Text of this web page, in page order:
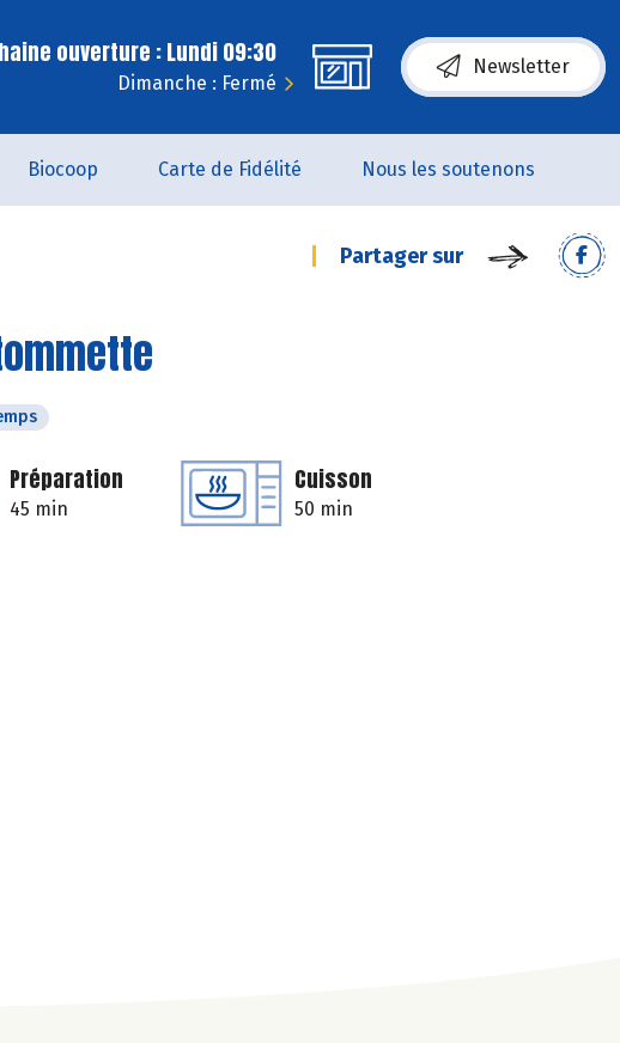
ouverture : Lundi 09:30
Dimanche : Fermé
Newsletter
Biocoop Carte de Fidélité Nous les soutenons
Partager sur
Préparation
45 min
Cuisson
50 min